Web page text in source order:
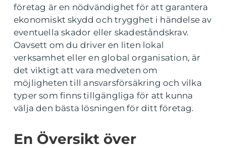
företag är en nödvändighet för att garantera
ekonomiskt skydd och trygghet i händelse av
eventuella skador eller skadeståndskrav.
Oavsett om du driver en liten lokal
verksamhet eller en global organisation, är
det viktigt att vara medveten om
möjligheten till ansvarsförsäkring och vilka
typer som finns tillgängliga för att kunna
välja den bästa lösningen för ditt företag.
En Översikt över